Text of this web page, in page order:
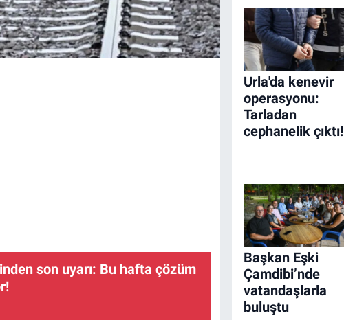
son uyarı: Bu hafta çözüm
Urla'da kenevir
operasyonu:
Tarladan
cephanelik çıktı!
Başkan Eşki
Çamdibi’nde
vatandaşlarla
buluştu